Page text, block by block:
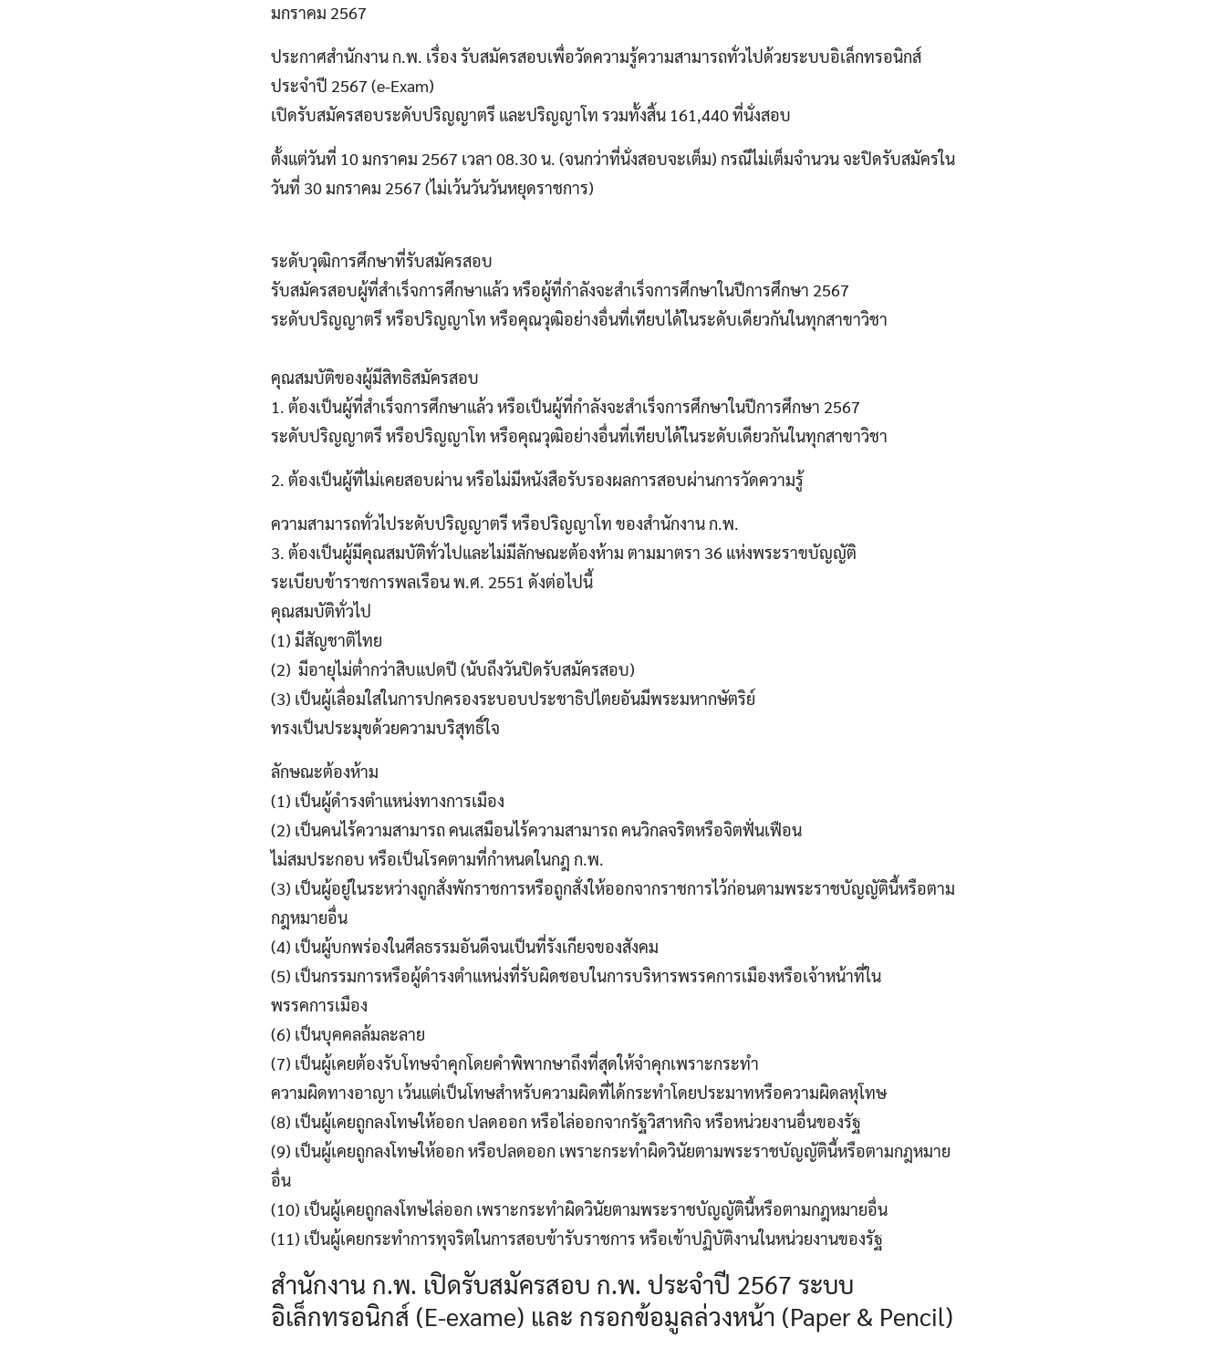
มกราคม 2567
ประกาศสำนักงาน ก.พ. เรื่อง รับสมัครสอบเพื่อวัดความรู้ความสามารถทั่วไปด้วยระบบอิเล็กทรอนิกส์
ประจำปี 2567 (e-Exam)
เปิดรับสมัครสอบระดับปริญญาตรี และปริญญาโท รวมทั้งสิ้น 161,440 ที่นั่งสอบ
ตั้งแต่วันที่ 10 มกราคม 2567 เวลา 08.30 น. (จนกว่าที่นั่งสอบจะเต็ม) กรณีไม่เต็มจำนวน จะปิดรับสมัครใน
วันที่ 30 มกราคม 2567 (ไม่เว้นวันวันหยุดราชการ)
ระดับวุฒิการศึกษาที่รับสมัครสอบ
รับสมัครสอบผู้ที่สำเร็จการศึกษาแล้ว หรือผู้ที่กำลังจะสำเร็จการศึกษาในปีการศึกษา 2567
ระดับปริญญาตรี หรือปริญญาโท หรือคุณวุฒิอย่างอื่นที่เทียบได้ในระดับเดียวกันในทุกสาขาวิชา
คุณสมบัติของผู้มีสิทธิสมัครสอบ
1. ต้องเป็นผู้ที่สำเร็จการศึกษาแล้ว หรือเป็นผู้ที่กำลังจะสำเร็จการศึกษาในปีการศึกษา 2567
ระดับปริญญาตรี หรือปริญญาโท หรือคุณวุฒิอย่างอื่นที่เทียบได้ในระดับเดียวกันในทุกสาขาวิชา
2. ต้องเป็นผู้ที่ไม่เคยสอบผ่าน หรือไม่มีหนังสือรับรองผลการสอบผ่านการวัดความรู้
ความสามารถทั่วไประดับปริญญาตรี หรือปริญญาโท ของสำนักงาน ก.พ.
3. ต้องเป็นผู้มีคุณสมบัติทั่วไปและไม่มีลักษณะต้องห้าม ตามมาตรา 36 แห่งพระราขบัญญัติ
ระเบียบข้าราชการพลเรือน พ.ศ. 2551 ดังต่อไปนี้
คุณสมบัติทั่วไป
(1) มีสัญชาติไทย
(2) มีอายุไม่ต่ำกว่าสิบแปดปี (นับถึงวันปิดรับสมัครสอบ)
(3) เป็นผู้เลื่อมใสในการปกครองระบอบประชาธิปไตยอันมีพระมหากษัตริย์
ทรงเป็นประมุขด้วยความบริสุทธิ์ใจ
ลักษณะต้องห้าม
(1) เป็นผู้ดำรงตำแหน่งทางการเมือง
(2) เป็นคนไร้ความสามารถ คนเสมือนไร้ความสามารถ คนวิกลจริตหรือจิตฟั่นเฟือน
ไม่สมประกอบ หรือเป็นโรคตามที่กำหนดในกฎ ก.พ.
(3) เป็นผู้อยู่ในระหว่างถูกสั่งพักราชการหรือถูกสั่งให้ออกจากราชการไว้ก่อนตามพระราชบัญญัตินี้หรือตาม
กฎหมายอื่น
(4) เป็นผู้บกพร่องในศีลธรรมอันดีจนเป็นที่รังเกียจของสังคม
(5) เป็นกรรมการหรือผู้ดำรงตำแหน่งที่รับผิดชอบในการบริหารพรรคการเมืองหรือเจ้าหน้าที่ใน
พรรคการเมือง
(6) เป็นบุคคลล้มละลาย
(7) เป็นผู้เคยต้องรับโทษจำคุกโดยคำพิพากษาถึงที่สุดให้จำคุกเพราะกระทำ
ความผิดทางอาญา เว้นแต่เป็นโทษสำหรับความผิดที่ได้กระทำโดยประมาทหรือความผิดลหุโทษ
(8) เป็นผู้เคยถูกลงโทษให้ออก ปลดออก หรือไล่ออกจากรัฐวิสาหกิจ หรือหน่วยงานอื่นของรัฐ
(9) เป็นผู้เคยถูกลงโทษให้ออก หรือปลดออก เพราะกระทำผิดวินัยตามพระราชบัญญัตินี้หรือตามกฎหมาย
อื่น
(10) เป็นผู้เคยถูกลงโทษไล่ออก เพราะกระทำผิดวินัยตามพระราชบัญญัตินี้หรือตามกฎหมายอื่น
(11) เป็นผู้เคยกระทำการทุจริตในการสอบข้ารับราชการ หรือเข้าปฏิบัติงานในหน่วยงานของรัฐ
สำนักงาน ก.พ. เปิดรับสมัครสอบ ก.พ. ประจำปี 2567 ระบบ
อิเล็กทรอนิกส์ (E-exame) และ กรอกข้อมูลล่วงหน้า (Paper & Pencil)